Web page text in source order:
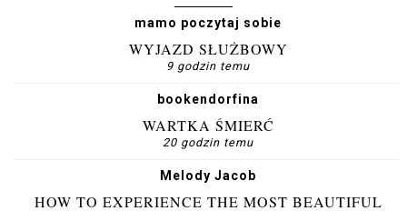
mamo poczytaj sobie
WYJAZD SŁUŻBOWY
9 godzin temu
bookendorfina
WARTKA ŚMIERĆ
20 godzin temu
Melody Jacob
HOW TO EXPERIENCE THE MOST BEAUTIFUL